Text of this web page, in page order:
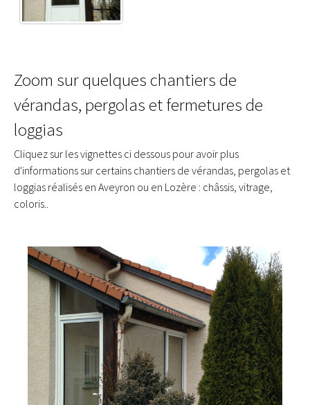
Zoom sur quelques chantiers de
vérandas, pergolas et fermetures de
loggias
Cliquez sur les vignettes ci dessous pour avoir plus
d'informations sur certains chantiers de vérandas, pergolas et
loggias réalisés en Aveyron ou en Lozère : châssis, vitrage,
coloris..